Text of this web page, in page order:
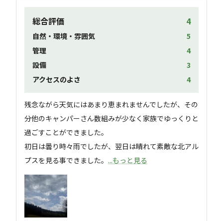
総合評価 4
自然・環境・雰囲気
5
管理
4
設備
3
アクセスのよさ
4
残念ながら天気にはあまり恵まれませんでしたが、その
分他のキャンパーさん数組みが少なく家族でゆっくりと
過ごすことができました。
初日は曇り時々雨でしたが、翌日は晴れて素敵な北アル
プスを見る事できました。 ...もっと見る